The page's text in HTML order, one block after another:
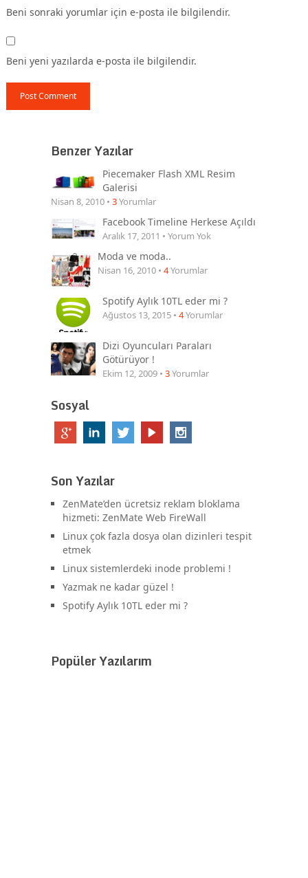
Beni sonraki yorumlar için e-posta ile bilgilendir.
Beni yeni yazılarda e-posta ile bilgilendir.
Benzer Yazılar
Piecemaker Flash XML Resim
Galerisi
Nisan 8, 2010 • 3Yorumlar
Facebook Timeline Herkese Açıldı
Aralık 17, 2011 • Yorum Yok
Moda ve moda..
Nisan 16, 2010 • 4Yorumlar
Spotify Aylık 10TL eder mi ?
Ağustos 13, 2015 • 4Yorumlar
Dizi Oyuncuları Paraları
Götürüyor !
Ekim 12, 2009 • 3Yorumlar
Sosyal
Son Yazılar
ZenMate’den ücretsiz reklam bloklama
hizmeti: ZenMate Web FireWall
Linux çok fazla dosya olan dizinleri tespit
etmek
Linux sistemlerdeki inode problemi !
Yazmak ne kadar güzel !
Spotify Aylık 10TL eder mi ?
Popüler Yazılarım